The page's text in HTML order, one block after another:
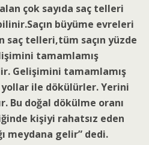
çok sayıda saç telleri
büyüme evreleri
saç telleri,tüm saçın yüzde
tamamlamış
Gelişimini tamamlamış
ile dökülürler. Yerini
Bu doğal dökülme oranı
kişiyi rahatsız eden
meydana gelir” dedi.